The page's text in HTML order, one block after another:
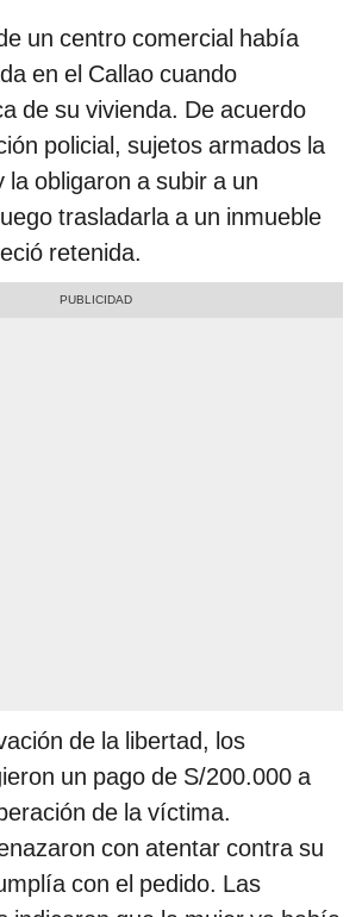
un centro comercial había
en el Callao cuando
de su vivienda. De acuerdo
policial, sujetos armados la
la obligaron a subir a un
trasladarla a un inmueble
retenida.
de la libertad, los
un pago de S/200.000 a
de la víctima.
con atentar contra su
con el pedido. Las